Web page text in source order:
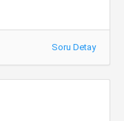
Soru Detay